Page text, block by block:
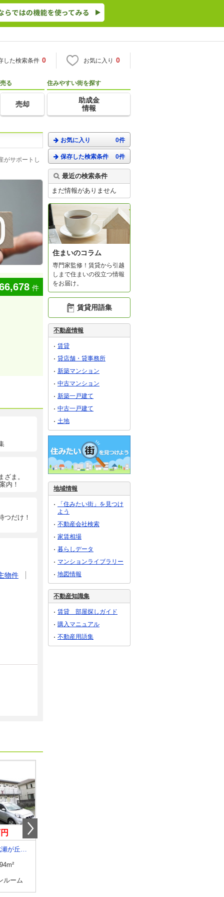
した検索条件 0 お気に入り 0
売る
売却
住みやすい街を探す
助成金
情報
がサポートし
件
ま。
内！
つだけ！
物件
東京都町田市成瀬が丘３丁目
ルーム
お気に入り 0件
保存した検索条件 0件
最近の検索条件
まだ情報がありません
住まいのコラム
専門家監修！賃貸から引越
しまで住まいの役立つ情報
をお届け。
賃貸用語集
不動産情報
賃貸
貸店舗・貸事務所
新築マンション
中古マンション
新築一戸建て
中古一戸建て
土地
地域情報
「住みたい街」を見つけ
よう
不動産会社検索
家賃相場
暮らしデータ
マンションライブラリー
地図情報
不動産知識集
賃貸 部屋探しガイド
購入マニュアル
不動産用語集